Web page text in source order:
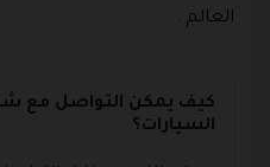
العالم .
كيف يمكن التواصل مع
السيارات؟